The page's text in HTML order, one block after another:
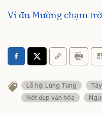
Ví đu Mường chạm
Lễ hội Lùng Tùng
Nét đẹp văn hóa